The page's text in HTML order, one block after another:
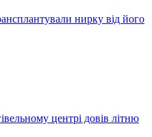
нирку від його
центрі довів літню